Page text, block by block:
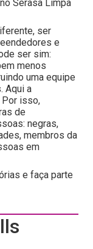
Serasa Limpa
ser
e
ser sim:
menos
uma equipe
Aqui a
Por isso,
de
negras,
membros da
em
e faça parte